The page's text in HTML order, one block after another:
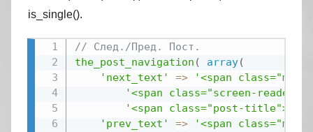
is_single().
// След./Пред. Пост.
the_post_navigation ( array(
'next_text'
=>
'<span
'<span class="screen-reader-
'<span class="post-
'prev_text'
=>
'<span